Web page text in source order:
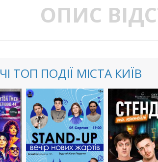
ОПИС
ТОП ПОДІЇ МІСТА КИЇВ